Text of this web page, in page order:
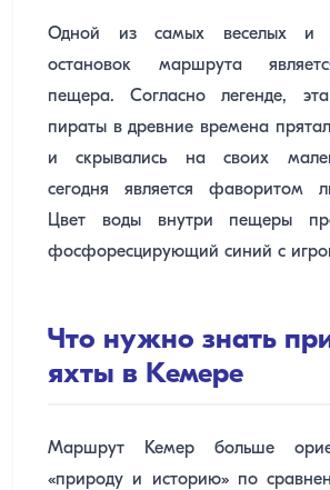
Одной из самых веселых и
остановок маршрута
пещера. Согласно легенде,
пираты в древние времена
и скрывались на своих
сегодня является фаворитом
Цвет воды внутри пещеры
фосфоресцирующий синий с
Что нужно знать
яхты в Кемере
Маршрут Кемер больше
«природу и историю» по